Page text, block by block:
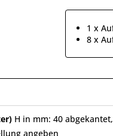
1 x
8 x
H in mm: 40
angeben